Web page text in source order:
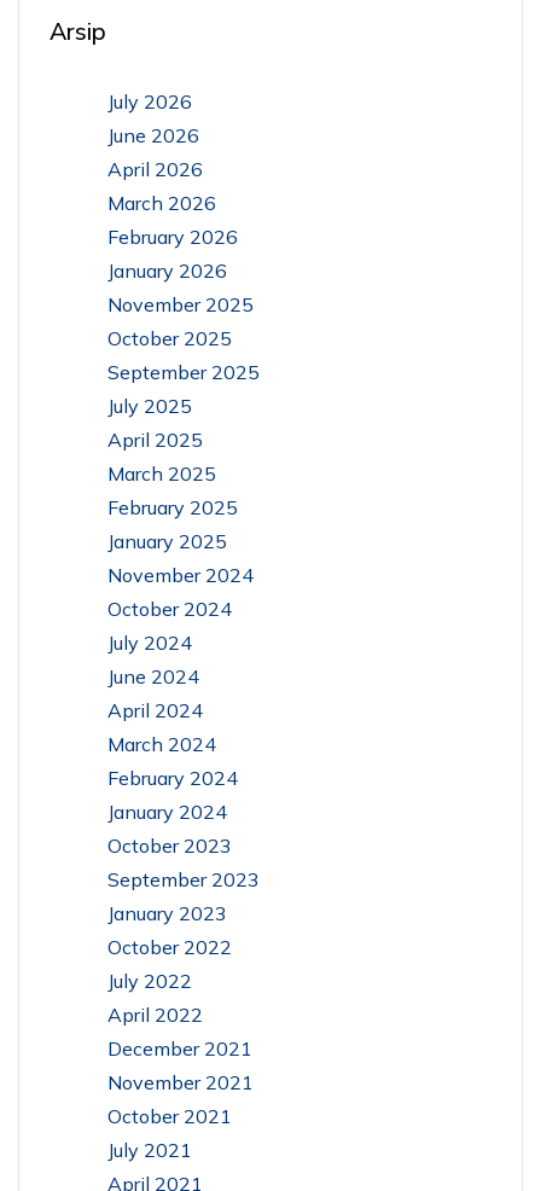
Arsip
July 2026
June 2026
April 2026
March 2026
February 2026
January 2026
November 2025
October 2025
September 2025
July 2025
April 2025
March 2025
February 2025
January 2025
November 2024
October 2024
July 2024
June 2024
April 2024
March 2024
February 2024
January 2024
October 2023
September 2023
January 2023
October 2022
July 2022
April 2022
December 2021
November 2021
October 2021
July 2021
April 2021